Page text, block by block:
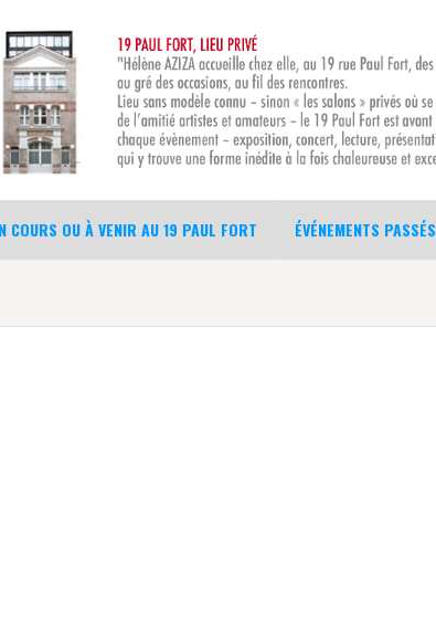
COURS OU À VENIR AU 19 PAUL FORT ÉVÉNEMENTS PASSÉS